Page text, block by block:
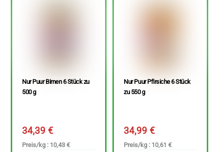
Nur Puur Birnen 6 Stück zu
500 g
34,39€
Preis/kg : 10,43 €
Nur Puur Pfirsiche 6 Stück
zu 550 g
34,99€
Preis/kg : 10,61 €